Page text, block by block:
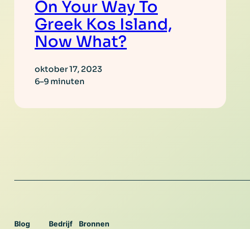
On Your Way To
Greek Kos Island,
Now What?
oktober 17, 2023
6–9 minuten
Blog Bedrijf Bronnen